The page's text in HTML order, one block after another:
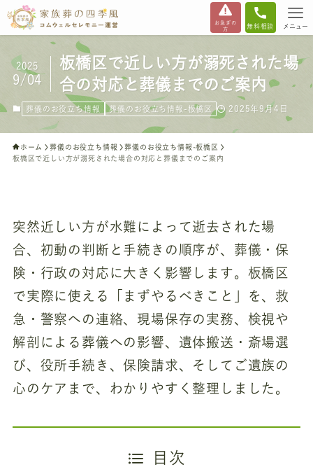
お急ぎの
方
無料相談 メニュー
板橋区で近しい方が溺死された場
合の対応と葬儀までのご案内
2025
9/04
葬儀のお役立ち情報 葬儀のお役立ち情報-板橋区 2025年9月4日
ホーム 葬儀のお役立ち情報
葬儀のお役立ち情報-板橋区
板橋区で近しい方が溺死された場合の対応と葬儀までのご案内
突然近しい方が水難によって逝去された場
合、初動の判断と手続きの順序が、葬儀・保
険・行政の対応に大きく影響します。板橋区
で実際に使える「まずやるべきこと」を、救
急・警察への連絡、現場保存の実務、検視や
解剖による葬儀への影響、遺体搬送・斎場選
び、役所手続き、保険請求、そしてご遺族の
心のケアまで、わかりやすく整理しました。
目次